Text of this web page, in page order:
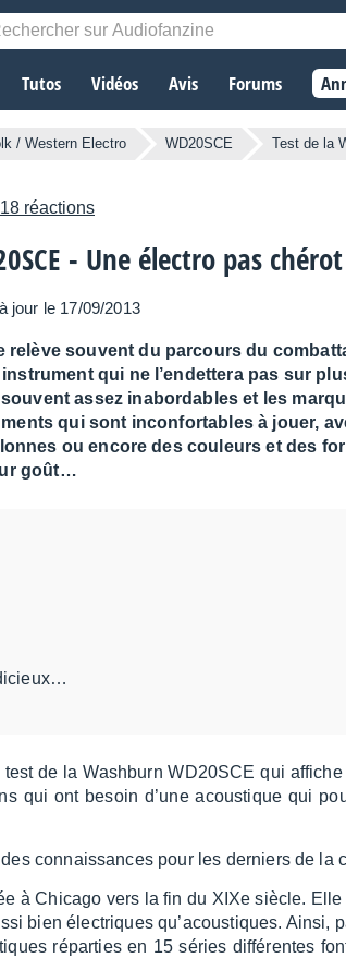
Tutos Vidéos Avis Forums
/ Western Electro WD20SCE Test de la
18 réactions
- Une électro pas chérot
jour le 17/09/2013
relève souvent du parcours du
qui ne l’endettera pas sur
assez inabordables et les
qui sont inconfortables à jouer,
ou encore des couleurs et des
goût…
de la Wash­burn WD20SCE qui
qui ont besoin d’une acous­tique qui
connais­sances pour les derniers de la
à Chicago vers la fin du XIXe siècle. Elle
bien élec­triques qu’acous­tiques. Ainsi,
répar­ties en 15 séries diffé­rentes